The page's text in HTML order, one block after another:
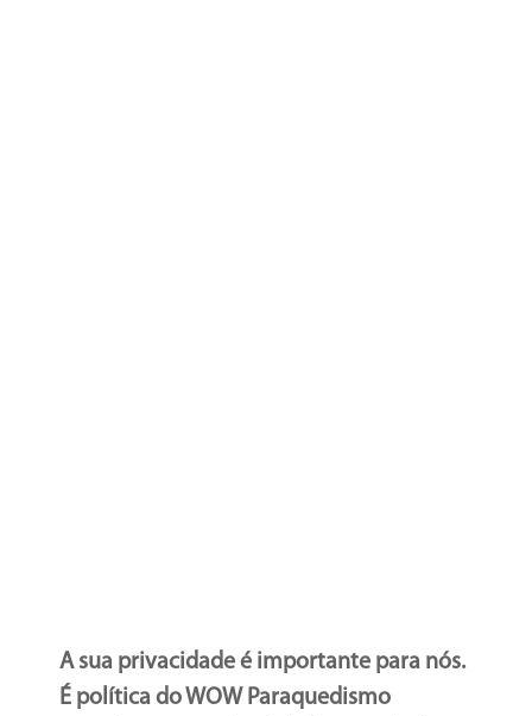
A sua privacidade é importante para nós.
É política do WOW Paraquedismo